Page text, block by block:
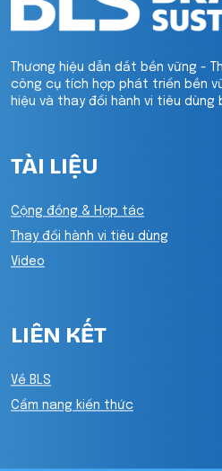
Thương hiệu dẫn dắt bền vững -
công cụ tích hợp phát triển bền
hiệu và thay đổi hành vi tiêu dùng
TÀI LIỆU
Cộng đồng & Hợp tác
Thay đổi hành vi tiêu dùng
Video
LIÊN KẾT
Về BLS
Cẩm nang kiến thức